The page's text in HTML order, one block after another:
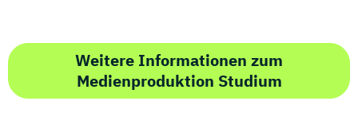
Weitere Informationen zum
Medienproduktion Studium